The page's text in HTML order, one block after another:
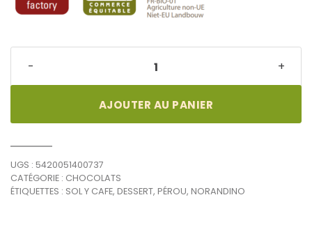
noir
dessert
quantité
- +
AJOUTER AU PANIER
UGS : 5420051400737
CATÉGORIE : CHOCOLATS
ÉTIQUETTES : SOL Y CAFE, DESSERT, PÉROU, NORANDINO